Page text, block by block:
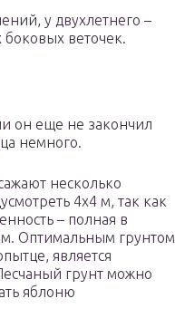
у двухлетнего –
веточек.
он еще не закончил
немного.
несколько
4х4 м, так как
– полная в
м. Оптимальным грунтом
является
грунт можно
яблоню